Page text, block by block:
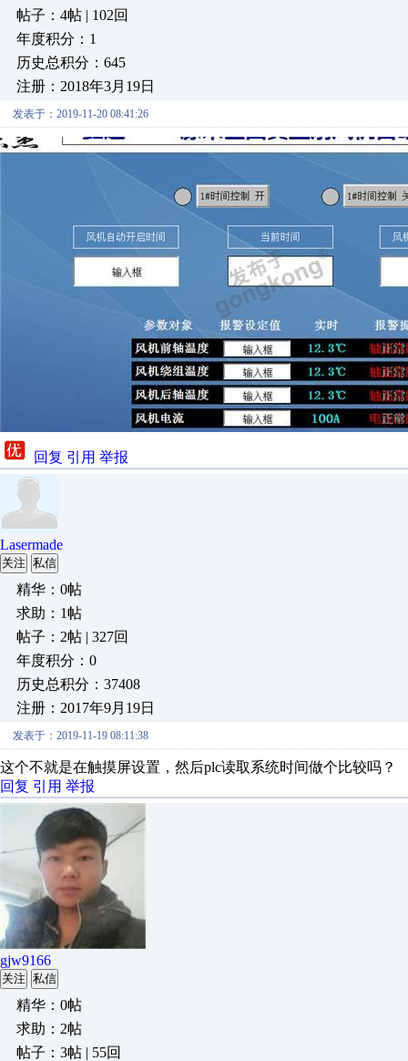
帖子：4帖 | 102回
年度积分：1
历史总积分：645
注册：2018年3月19日
发表于：2019-11-20 08:41:26
回复 引用 举报
Lasermade
关注 私信
精华：0帖
求助：1帖
帖子：2帖 | 327回
年度积分：0
历史总积分：37408
注册：2017年9月19日
发表于：2019-11-19 08:11:38
这个不就是在触摸屏设置，然后plc读取系统时间做个比较吗？
回复 引用 举报
gjw9166
关注 私信
精华：0帖
求助：2帖
帖子：3帖 | 55回